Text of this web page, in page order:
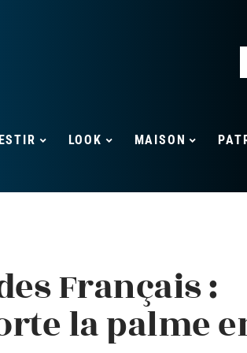
LOOK MAISON
Français :
la palme